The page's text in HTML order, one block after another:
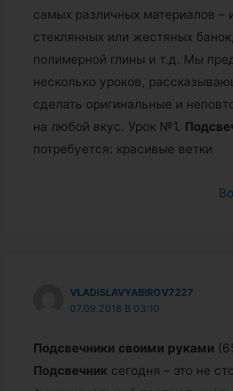
самых различных материалов –
стеклянных или жестяных
полимерной глины и т.д. Мы
несколько уроков,
сделать оригинальные и
на любой вкус. Урок №1.
потребуется: красивые ветки
VLADISLAVYABIROV7227
07.09.2018 В 03:10
Подсвечники своими руками
Подсвечниксегодня – это не